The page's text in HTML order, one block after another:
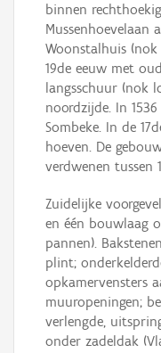
binnen
Mussenhoevelaan
Woonstalhuis
19de eeuw met
langsschuur (nok
noordzijde. In
Sombeke. In de
hoeven. De
verdwenen tussen
Zuidelijke
en één bouwlaag
pannen).
plint;
opkamervensters
muuropeningen;
verlengde,
onder zadeldak